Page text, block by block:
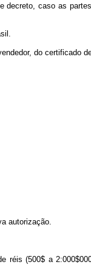
caso as
do certificado
autorização.
(500$ a